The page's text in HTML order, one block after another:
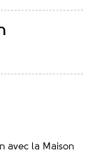
avec la Maison